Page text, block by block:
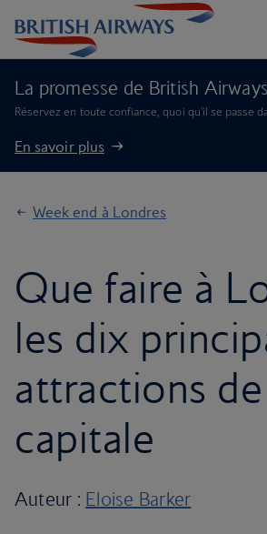
La promesse de British
Réservez en toute confiance, quoi qu'il se passe
En savoir plus
Week end à Londres
Que faire à
les dix
attractions
capitale
Auteur : Eloise Barker